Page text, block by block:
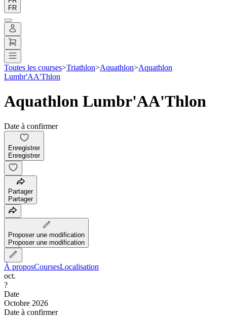
FR
Toutes les courses>Triathlon>Aquathlon>Aquathlon
Lumbr'AA'Thlon
Aquathlon Lumbr'AA'Thlon
Date à confirmer
Enregistrer
Enregistrer
Partager
Partager
Proposer une modification
Proposer une modification
À proposCoursesLocalisation
oct.
?
Date
Octobre 2026
Date à confirmer